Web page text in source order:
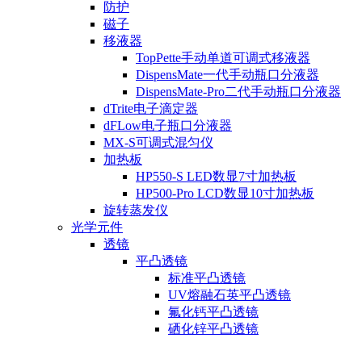
防护
磁子
移液器
TopPette手动单道可调式移液器
DispensMate一代手动瓶口分液器
DispensMate-Pro二代手动瓶口分液器
dTrite电子滴定器
dFLow电子瓶口分液器
MX-S可调式混匀仪
加热板
HP550-S LED数显7寸加热板
HP500-Pro LCD数显10寸加热板
旋转蒸发仪
光学元件
透镜
平凸透镜
标准平凸透镜
UV熔融石英平凸透镜
氟化钙平凸透镜
硒化锌平凸透镜